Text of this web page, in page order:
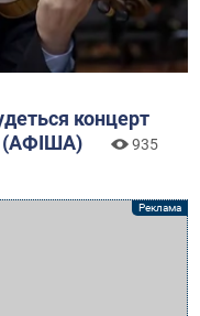
концерт
(АФІША)
935